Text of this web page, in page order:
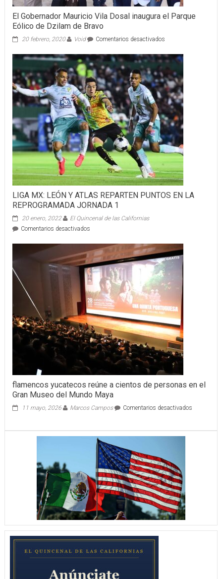
El Gobernador Mauricio Vila Dosal inaugura el Parque
Eólico de Dzilam de Bravo
20 febrero, 2020 Void Comentarios desactivadosen
Gobernador
Mauricio
Vila
Dosal
inaugura
el
Parque
Eólico
de
Dzilam
de
Bravo
LIGA MX: LEÓN Y ATLAS REPARTEN PUNTOS EN LA
REPROGRAMADA JORNADA 1
20 enero, 2022
El Quincenal de las Californias
Comentarios desactivadosen
MX:
LEÓN
Y
ATLAS
REPARTEN
PUNTOS
EN
LA
REPROGRAMADA
JORNADA
1
flamencos yucatecos reúne a cientos de personas en el
Gran Museo del Mundo Maya
11 mayo, 2026 Marcos Campos Comentarios desactivadosen
Mundo
Maya